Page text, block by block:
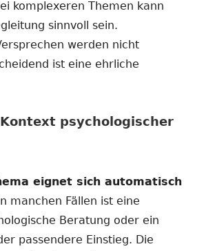
komplexeren Themen kann
sinnvoll sein.
werden nicht
ist eine ehrliche
psychologischer
eignet sich automatisch
manchen Fällen ist eine
Beratung oder ein
passendere Einstieg. Die